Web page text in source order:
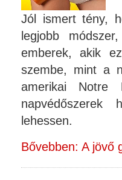
Jól ismert tény,
legjobb
emberek, akik
szembe, mint a
amerikai Notre
napvédőszerek
lehessen.
Bővebben: A jövő